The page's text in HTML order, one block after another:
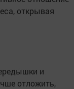
открывая
и
отложить,